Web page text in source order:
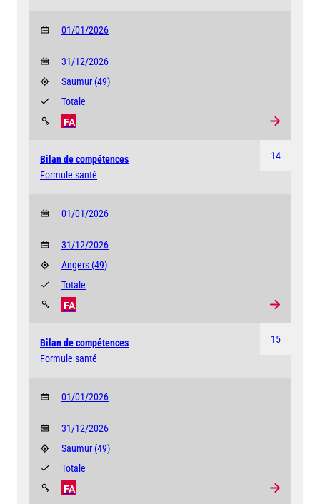
01/01/2026
31/12/2026
Saumur (49)
FA
Totale
14
Bilan de compétences
Formule santé
01/01/2026
31/12/2026
Angers (49)
FA
Totale
15
Bilan de compétences
Formule santé
01/01/2026
31/12/2026
Saumur (49)
FA
Totale